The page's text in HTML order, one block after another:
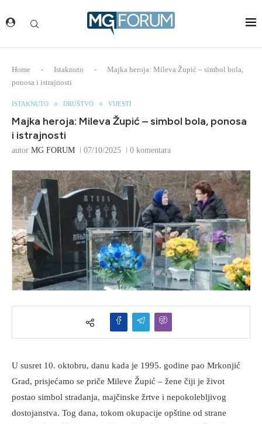
Home - Istaknuto -
Majka heroja: Mileva Župić – simbol bola,
ponosa i istrajnosti
ISTAKNUTO DRUŠTVO VIJESTI
Majka heroja: Mileva Župić – simbol bola, ponosa
i istrajnosti
autor MG FORUM 07/10/2025 0 komentara
U susret 10. oktobru, danu kada je 1995. godine pao Mrkonjić
Grad, prisjećamo se priče Mileve Župić – žene čiji je život
postao simbol stradanja, majčinske žrtve i nepokolebljivog
dostojanstva. Tog dana, tokom okupacije opštine od strane